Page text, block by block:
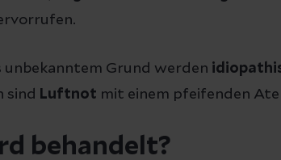
unbekanntem Grund werden
sind
Luftnot mit einem pfeifenden
behandelt?